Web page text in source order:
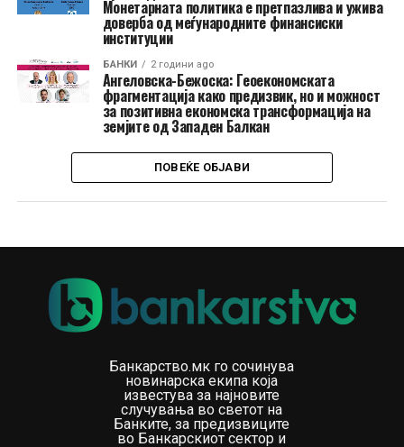
Монетарната политика е претпазлива и ужива
доверба од меѓународните финансиски
институции
БАНКИ 2 години ago
Ангеловска-Бежоска: Геоекономската
фрагментација како предизвик, но и можност
за позитивна економска трансформација на
земјите од Западен Балкан
ПОВЕЌЕ ОБЈАВИ
Банкарство.мк го сочинува
новинарска екипа која
известува за најновите
случувања во светот на
Банките, за предизвиците
во Банкарскиот сектор и